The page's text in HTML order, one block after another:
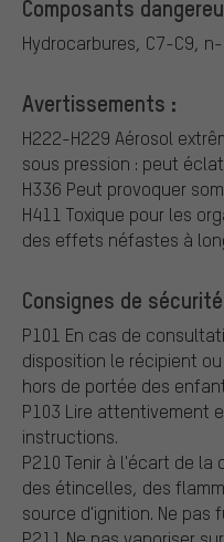
Composants
Hydrocarbures, C7-C9,
Avertissements :
H222-H229 Aérosol
sous pression : peut
H336 Peut provoquer
H411 Toxique pour les
des effets néfastes à
Consignes de
P101 En cas de
disposition le récipient
hors de portée des
P103 Lire attentivement
instructions.
P210 Tenir à l'écart de
des étincelles, des
source d'ignition. Ne pas